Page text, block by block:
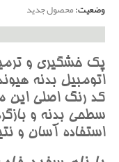
وضعیت:محصول جدید
پک خشگيري و
اتومبيل بدنه
کد رنگ اصلي اين
سطحي بدنه و
استفاده آسان و